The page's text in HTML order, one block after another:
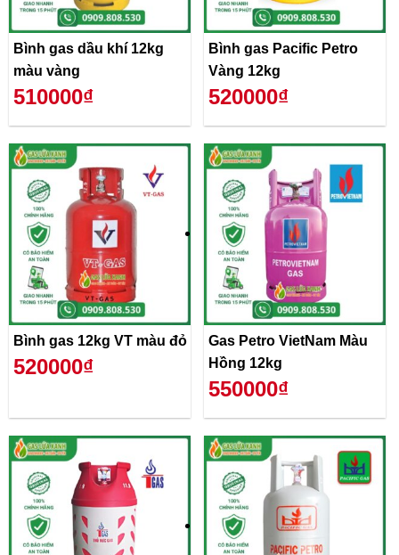
Bình gas dầu khí 12kg
màu vàng
510000₫
Bình gas Pacific Petro
Vàng 12kg
520000₫
Bình gas 12kg VT màu đỏ
520000₫
Gas Petro VietNam Màu
Hồng 12kg
550000₫